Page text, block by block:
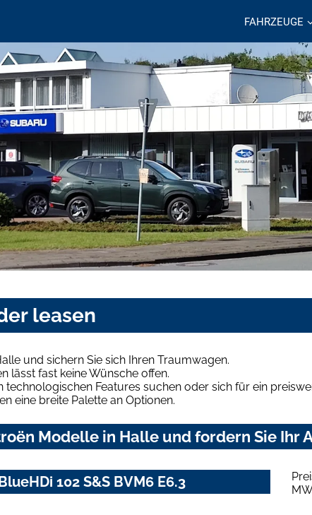
FAHRZEUGE
leasen
und sichern Sie sich Ihren Traumwagen.
lässt fast keine Wünsche offen.
Features suchen oder sich für ein
eine breite Palette an Optionen.
Modelle in Halle und fordern Sie Ihr
102 S&S BVM6 E6.3